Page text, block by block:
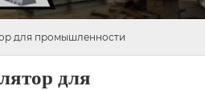
для промышленности
для